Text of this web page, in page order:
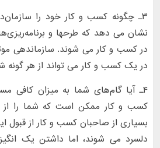
۳ـ چگونه کسب و کار خود را
نشان می دهد که طرحها و
در کسب و کار می شوند. سازماندهی
در یک کسب و کار می تواند از هر گونه
۴ـ آیا گام‌های شما به میزان کافی
کسب و کار ممکن است که شما را
بسیاری از صاحبان کسب و کار از
دلسرد می شوند، اما داشتن یک